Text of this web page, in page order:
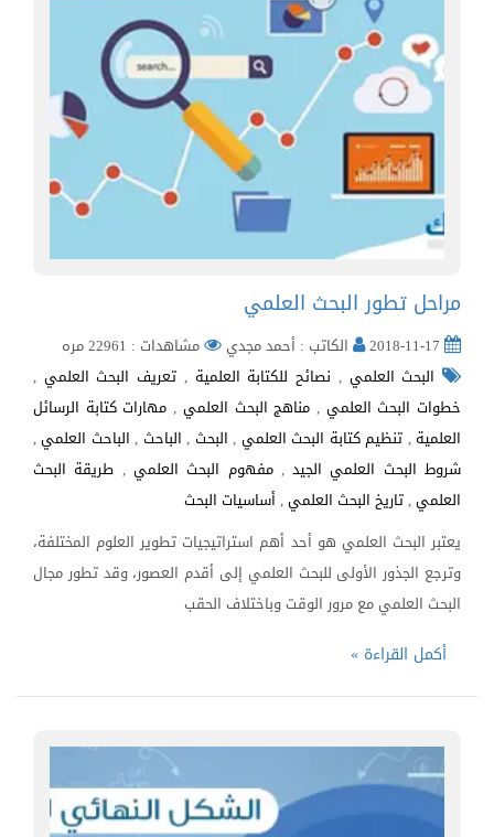
مراحل تطور البحث العلمي
الكاتب : أحمد مجدي
مشاهدات : 22961 مره
البحث العلمي , نصائح للكتابة العلمية , تعريف البحث العلمي ,
خطوات البحث العلمي , مناهج البحث العلمي , مهارات كتابة الرسائل
العلمية , تنظيم كتابة البحث العلمي , البحث , الباحث , الباحث العلمي,
شروط البحث العلمي الجيد,مفهوم البحث العلمي , طريقة البحث
العلمي,تاريخ البحث العلمي, أساسيات البحث
يعتبر البحث العلمي هو أحد أهم استراتيجيات تطوير العلوم المختلفة،
وترجع الجذور الأولى للبحث العلمي إلى أقدم العصور، وقد تطور مجال
البحث العلمي مع مرور الوقت وباختلاف الحقب
أكمل القراءة »